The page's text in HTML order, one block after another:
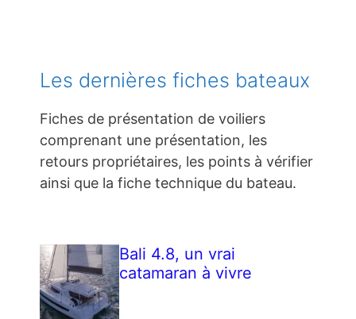
Les dernières fiches bateaux
Fiches de présentation de voiliers
comprenant une présentation, les
retours propriétaires, les points à vérifier
ainsi que la fiche technique du bateau.
Bali 4.8, un vrai
catamaran à vivre